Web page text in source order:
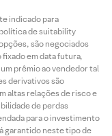
indicado para
de suitability
são negociados
em data futura,
prêmio ao vendedor tal
derivativos são
altas relações de risco e
de perdas
para o investimento
garantido neste tipo de